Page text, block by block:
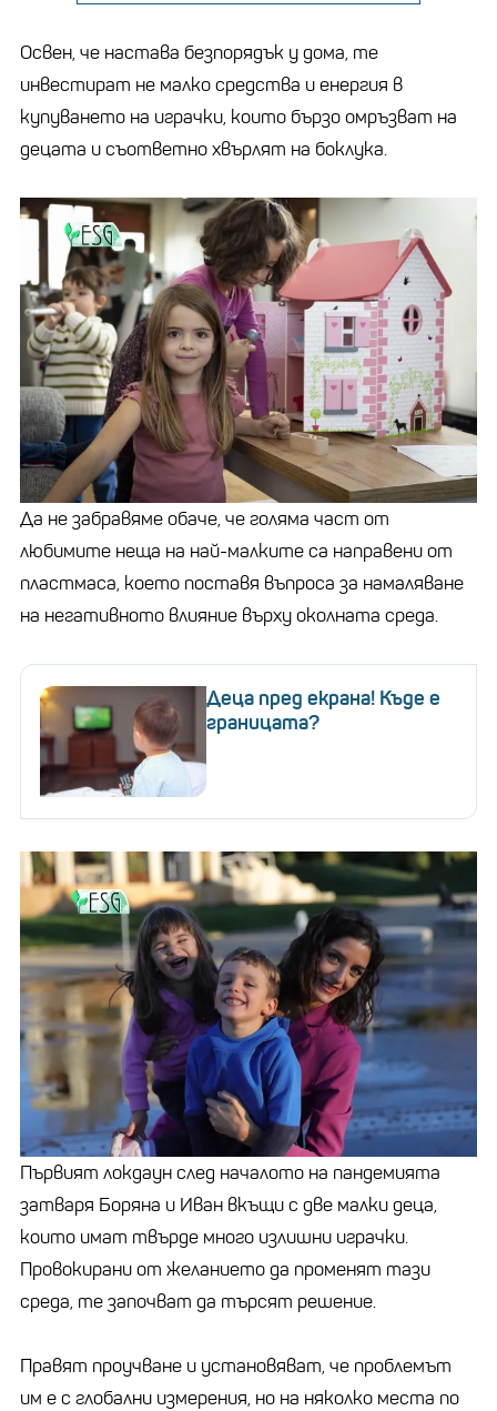
Освен, че настава безпорядък у дома, те
инвестират не малко средства и енергия в
купуването на играчки, които бързо омръзват на
децата и съответно хвърлят на боклука.
Да не забравяме обаче, че голяма част от
любимите неща на най-малките са направени от
пластмаса, което поставя въпроса за намаляване
на негативното влияние върху околната среда.
Деца пред екрана! Къде е
границата?
Първият локдаун след началото на пандемията
затваря Боряна и Иван вкъщи с две малки деца,
които имат твърде много излишни играчки.
Провокирани от желанието да променят тази
среда, те започват да търсят решение.
Правят проучване и установяват, че проблемът
им е с глобални измерения, но на няколко места по